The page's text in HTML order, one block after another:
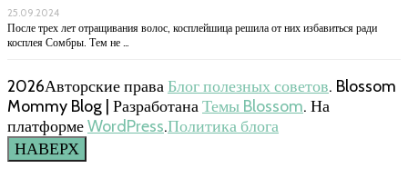
25.09.2024
После трех лет отращивания волос, косплейшица решила от них избавиться ради
косплея Сомбры. Тем не …
2026Авторские праваБлог полезных советов. Blossom
Mommy Blog | РазработанаТемы Blossom. На
платформеWordPress.Политика блога
НАВЕРХ